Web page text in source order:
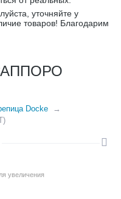
уточняйте у
товаров! Благодарим
Docke
увеличения